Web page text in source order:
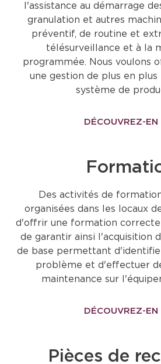
l'assistance au démarrage
granulation et autres
préventif, de routine et
télésurveillance et à la
programmée. Nous voulons
une gestion de plus en plus
système de
DÉCOUVREZ-EN
Des activités de
organisées dans les locaux
d'offrir une formation
de garantir ainsi l'acquisition
de base permettant
problème et d'effectuer
maintenance sur
DÉCOUVREZ-EN
Pièces de